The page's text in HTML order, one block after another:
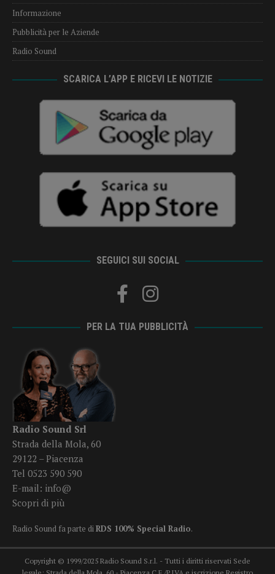
Informazione
Pubblicità per le Aziende
Radio Sound
SCARICA L’APP E RICEVI LE NOTIZIE
SEGUICI SUI SOCIAL
PER LA TUA PUBBLICITÀ
Radio Sound Srl
Strada della Mola, 60
29122 – Piacenza
Tel 0523 590 590
E-mail: info@
Scopri di più
Radio Sound fa parte diRDS 100% Special Radio.
Copyright © 1999/2025 Radio Sound S.r.l. - Tutti i diritti riservati Sede